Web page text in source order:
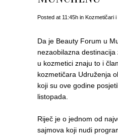
Posted at 11:45h in Kozmetičari i
Da je Beauty Forum u
nezaobilazna
u kozmetici znaju to i
kozmetičara Udruženja
koji su ove godine
listopada.
Riječ je o jednom od
sajmova koji nudi